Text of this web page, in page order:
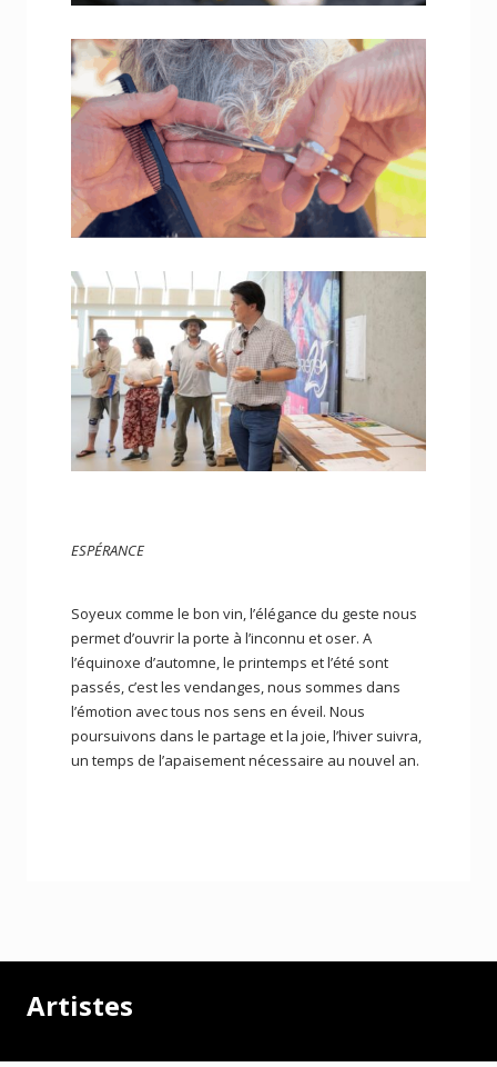
ESPÉRANCE
Soyeux comme le bon vin, l’élégance du geste nous
permet d’ouvrir la porte à l’inconnu et oser. A
l’équinoxe d’automne, le printemps et l’été sont
passés, c’est les vendanges, nous sommes dans
l’émotion avec tous nos sens en éveil. Nous
poursuivons dans le partage et la joie, l’hiver suivra,
un temps de l’apaisement nécessaire au nouvel an.
Artistes